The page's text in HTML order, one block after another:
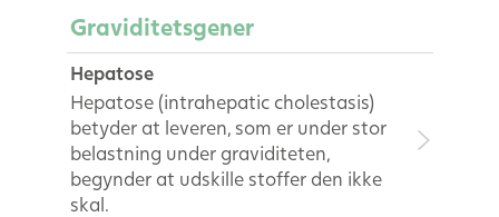
Graviditetsgener
Hepatose
Hepatose (intrahepatic cholestasis)
betyder at leveren, som er under stor
belastning under graviditeten,
begynder at udskille stoffer den ikke
skal.